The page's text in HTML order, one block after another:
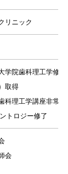
リニック
学院歯科理工学修了
取得
科理工学講座非常勤
トロジー修了
会